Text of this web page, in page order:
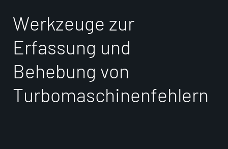
Werkzeuge zur
Erfassung und
Behebung von
Turbomaschinenfehlern